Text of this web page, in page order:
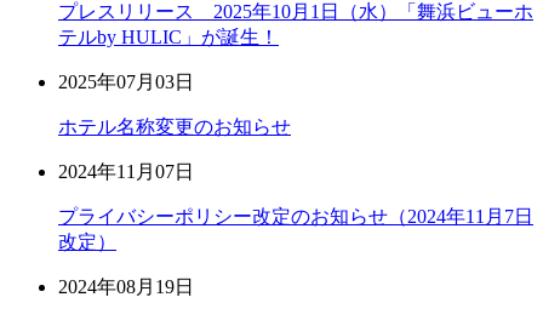
プレスリリース 2025年10月1日（水）「舞浜ビューホ
テルby HULIC」が誕生！
2025年07月03日
ホテル名称変更のお知らせ
2024年11月07日
プライバシーポリシー改定のお知らせ（2024年11月7日
改定）
2024年08月19日